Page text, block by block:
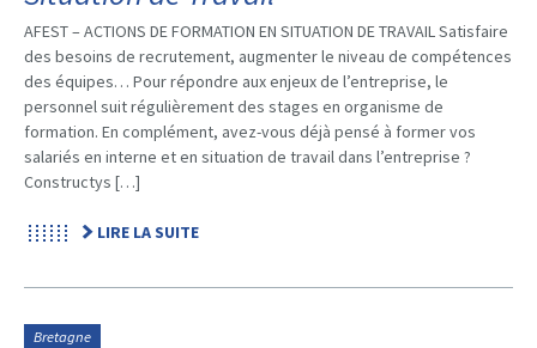
AFEST – ACTIONS DE FORMATION EN SITUATION DE TRAVAIL Satisfaire
des besoins de recrutement, augmenter le niveau de compétences
des équipes… Pour répondre aux enjeux de l’entreprise, le
personnel suit régulièrement des stages en organisme de
formation. En complément, avez-vous déjà pensé à former vos
salariés en interne et en situation de travail dans l’entreprise ?
Constructys […]
LIRE LA SUITE
Bretagne